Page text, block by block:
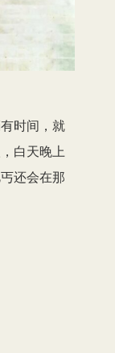
时间，就
白天晚上
还会在那